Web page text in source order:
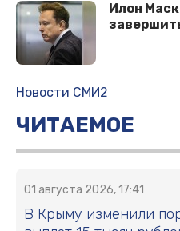
Илон
Новости СМИ2
ЧИТАЕМОЕ
01 августа 2026, 17:41
В Крыму изменили